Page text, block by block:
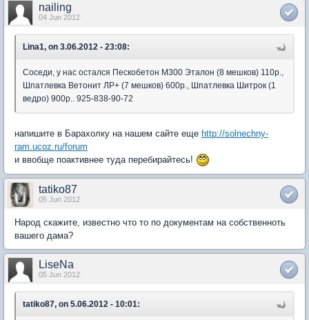
nailing
04 Jun 2012
Lina1, on 3.06.2012 - 23:08:
Соседи, у нас остался Пескобетон М300 Эталон (8 мешков) 110р.,
Шпатлевка Ветонит ЛР+ (7 мешков) 600р., Шпатлевка Шитрок (1
ведро) 900р.. 925-838-90-72
напишите в Барахолку на нашем сайте еще http://solnechny-
ram.ucoz.ru/forum
и ввобще поактивнее туда перебирайтесь!
tatiko87
05 Jun 2012
Народ скажите, известно что то по документам на собственноть
вашего дама?
LiseNa
05 Jun 2012
tatiko87, on 5.06.2012 - 10:01: